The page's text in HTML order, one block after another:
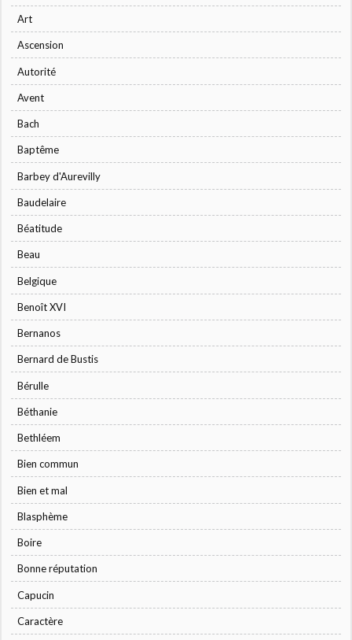
Art
Ascension
Autorité
Avent
Bach
Baptême
Barbey d'Aurevilly
Baudelaire
Béatitude
Beau
Belgique
Benoît XVI
Bernanos
Bernard de Bustis
Bérulle
Béthanie
Bethléem
Bien commun
Bien et mal
Blasphème
Boire
Bonne réputation
Capucin
Caractère